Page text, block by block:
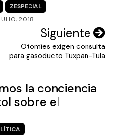
ZESPECIAL
2018
Siguiente
Otomíes exigen consulta
para gasoducto Tuxpan-Tula
la conciencia
sobre el